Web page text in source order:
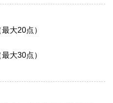
大20点）
大30点）